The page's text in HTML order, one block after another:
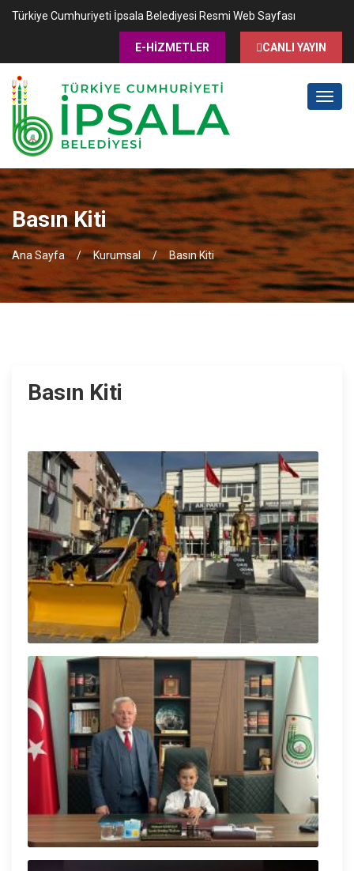
Türkiye Cumhuriyeti İpsala Belediyesi Resmi Web Sayfası
CANLI YAYIN
E-HİZMETLER
MENÜ
Basın Kiti
Ana Sayfa Kurumsal Basın Kiti
Basın Kiti